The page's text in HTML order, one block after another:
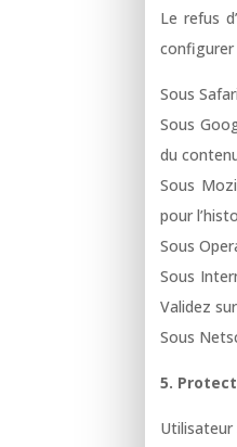
Le refus
configurer
Sous
Sous
du
Sous
pour
Sous
Sous
Validez
Sous
5.